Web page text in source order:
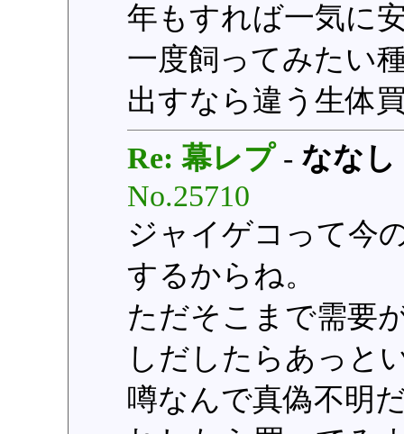
年もすれば一気に
一度飼ってみたい
出すなら違う生体
Re: 幕レプ- ななし
No.25710
ジャイゲコって今
するからね。
ただそこまで需要
しだしたらあっと
噂なんで真偽不明